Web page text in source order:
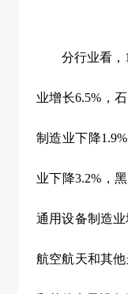
分行业看，
业增长6.5% ，
制造业下降1.9%
业下降3.2% ，
通用设备制造业
航空航天和其